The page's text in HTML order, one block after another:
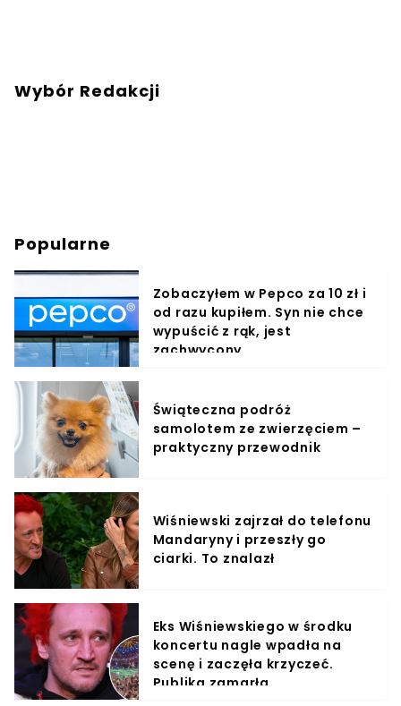
Wybór Redakcji
Popularne
Zobaczyłem w Pepco za 10 zł i
od razu kupiłem. Syn nie chce
wypuścić z rąk, jest
zachwycony
Świąteczna podróż
samolotem ze zwierzęciem –
praktyczny przewodnik
Wiśniewski zajrzał do telefonu
Mandaryny i przeszły go
ciarki. To znalazł
Eks Wiśniewskiego w środku
koncertu nagle wpadła na
scenę i zaczęła krzyczeć.
Publika zamarła